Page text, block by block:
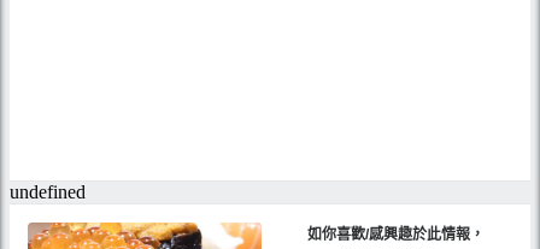
如你喜歡/感興趣於此情報，